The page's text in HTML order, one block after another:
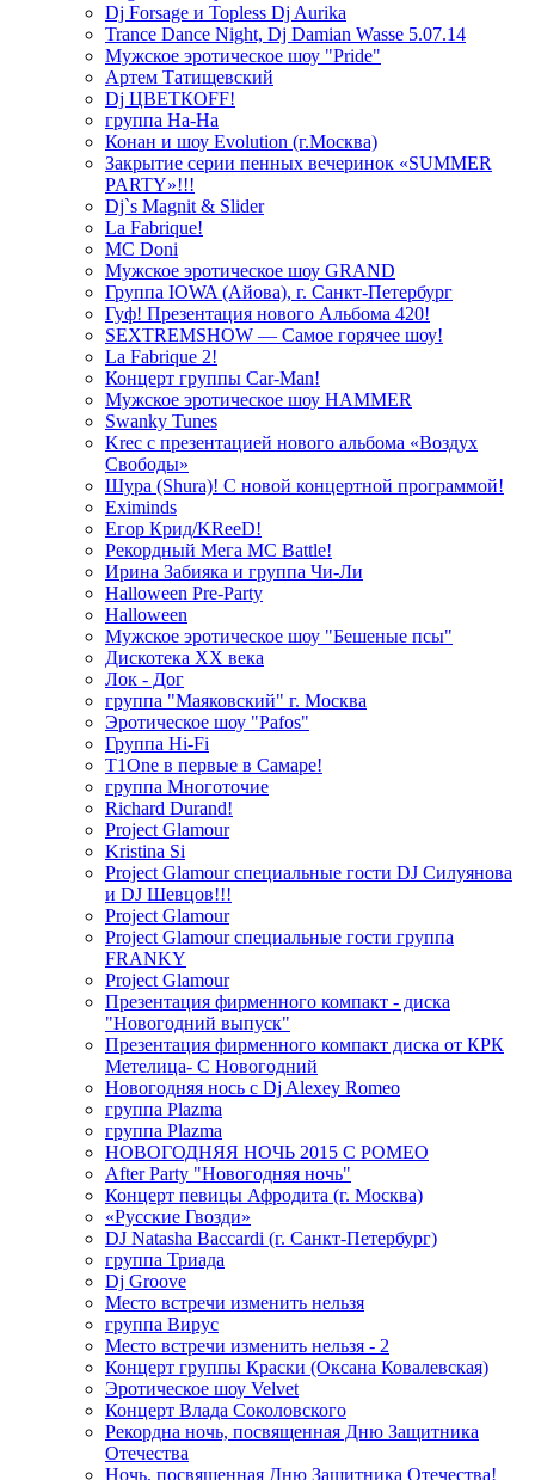
Dj Forsage и Topless Dj Aurika
Trance Dance Night, Dj Damian Wasse 5.07.14
Мужское эротическое шоу "Pride"
Артем Татищевский
Dj ЦВЕТКOFF!
группа На-На
Конан и шоу Evolution (г.Москва)
Закрытие серии пенных вечеринок «SUMMER
PARTY»!!!
Dj`s Magnit & Slider
La Fabrique!
MC Doni
Мужское эротическое шоу GRAND
Группа IOWA (Айова), г. Санкт-Петербург
Гуф! Презентация нового Альбома 420!
SEXTREMSHOW — Самое горячее шоу!
La Fabrique 2!
Концерт группы Car-Man!
Мужское эротическое шоу HAMMER
Swanky Tunes
Krec с презентацией нового альбома «Воздух
Свободы»
Шура (Shura)! С новой концертной программой!
Eximinds
Егор Крид/KReeD!
Рекордный Мега МС Battle!
Ирина Забияка и группа Чи-Ли
Halloween Pre-Party
Halloween
Мужское эротическое шоу "Бешеные псы"
Дискотека ХХ века
Лок - Дог
группа "Маяковский" г. Москва
Эротическое шоу "Pafos"
Группа Hi-Fi
T1One в первые в Самаре!
группа Многоточие
Richard Durand!
Project Glamour
Kristina Si
Project Glamour специальные гости DJ Силуянова
и DJ Шевцов!!!
Project Glamour
Project Glamour специальные гости группа
FRANKY
Project Glamour
Презентация фирменного компакт - диска
"Новогодний выпуск"
Презентация фирменного компакт диска от КРК
Метелица- С Новогодний
Новогодняя нось с Dj Alexey Romeo
группа Plazma
группа Plazma
НОВОГОДНЯЯ НОЧЬ 2015 C РОМЕО
After Party "Новогодняя ночь"
Концерт певицы Афродита (г. Москва)
«Русские Гвозди»
DJ Natasha Baccardi (г. Санкт-Петербург)
группа Триада
Dj Groove
Место встречи изменить нельзя
группа Вирус
Место встречи изменить нельзя - 2
Концерт группы Краски (Оксана Ковалевская)
Эротическое шоу Velvet
Концерт Влада Соколовского
Рекордна ночь, посвященная Дню Защитника
Отечества
Ночь, посвященная Дню Защитника Отечества!